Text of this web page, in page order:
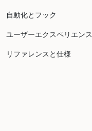
自動化とフック
ユーザーエクスペリエンス
リファレンスと仕様